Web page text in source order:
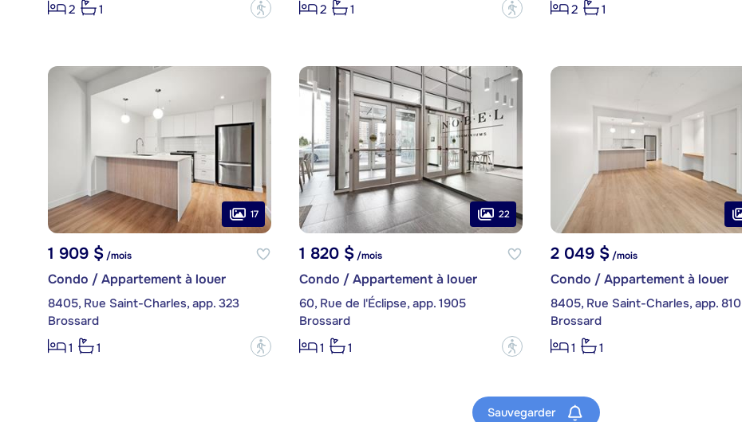
2
1 ?
2
1 ?
2
1
17
1 909 $/mois
Condo / Appartement à louer
8405, Rue Saint-Charles, app. 323
Brossard
1
1 ?
22
1 820 $/mois
Condo / Appartement à louer
60, Rue de l'Éclipse, app. 1905
Brossard
1
1 ?
2 049 $/mois
Condo / Appartement à louer
8405, Rue Saint-Charles, app. 810
Brossard
1
1
Sauvegarder